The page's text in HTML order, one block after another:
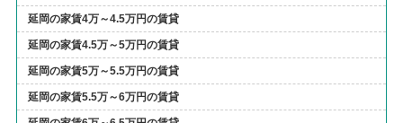
延岡の家賃4万～4.5万円の賃貸
延岡の家賃4.5万～5万円の賃貸
延岡の家賃5万～5.5万円の賃貸
延岡の家賃5.5万～6万円の賃貸